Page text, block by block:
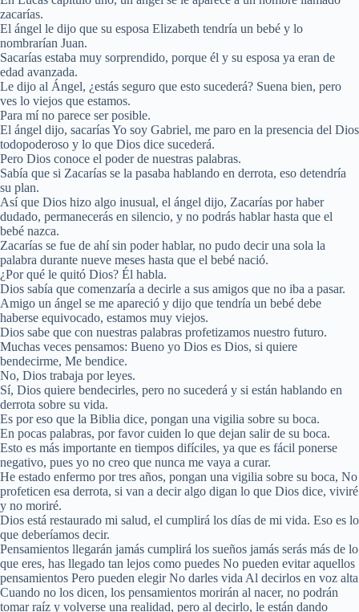
zacarías.
El ángel le dijo que su esposa Elizabeth tendría un bebé y lo
nombrarían Juan.
Sacarías estaba muy sorprendido, porque él y su esposa ya eran de
edad avanzada.
Le dijo al Ángel, ¿estás seguro que esto sucederá? Suena bien, pero
ves lo viejos que estamos.
Para mí no parece ser posible.
El ángel dijo, sacarías Yo soy Gabriel, me paro en la presencia del Dios
todopoderoso y lo que Dios dice sucederá.
Pero Dios conoce el poder de nuestras palabras.
Sabía que si Zacarías se la pasaba hablando en derrota, eso detendría
su plan.
Así que Dios hizo algo inusual, el ángel dijo, Zacarías por haber
dudado, permanecerás en silencio, y no podrás hablar hasta que el
bebé nazca.
Zacarías se fue de ahí sin poder hablar, no pudo decir una sola la
palabra durante nueve meses hasta que el bebé nació.
¿Por qué le quitó Dios? Él habla.
Dios sabía que comenzaría a decirle a sus amigos que no iba a pasar.
Amigo un ángel se me apareció y dijo que tendría un bebé debe
haberse equivocado, estamos muy viejos.
Dios sabe que con nuestras palabras profetizamos nuestro futuro.
Muchas veces pensamos: Bueno yo Dios es Dios, si quiere
bendecirme, Me bendice.
No, Dios trabaja por leyes.
Sí, Dios quiere bendecirles, pero no sucederá y si están hablando en
derrota sobre su vida.
Es por eso que la Biblia dice, pongan una vigilia sobre su boca.
En pocas palabras, por favor cuiden lo que dejan salir de su boca.
Esto es más importante en tiempos difíciles, ya que es fácil ponerse
negativo, pues yo no creo que nunca me vaya a curar.
He estado enfermo por tres años, pongan una vigilia sobre su boca, No
profeticen esa derrota, si van a decir algo digan lo que Dios dice, viviré
y no moriré.
Dios está restaurado mi salud, el cumplirá los días de mi vida. Eso es lo
que deberíamos decir.
Pensamientos llegarán jamás cumplirá los sueños jamás serás más de lo
que eres, has llegado tan lejos como puedes No pueden evitar aquellos
pensamientos Pero pueden elegir No darles vida Al decirlos en voz alta
Cuando no los dicen, los pensamientos morirán al nacer, no podrán
tomar raíz y volverse una realidad, pero al decirlo, le están dando